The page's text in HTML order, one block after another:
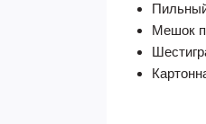
Мешок